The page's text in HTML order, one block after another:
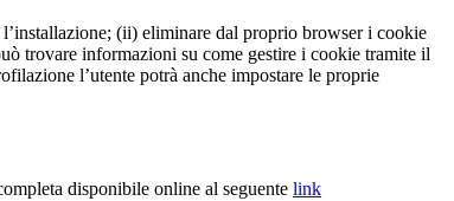
(ii) eliminare dal proprio browser i cookie
trovare informazioni su come gestire i cookie tramite il
l’utente potrà anche impostare le proprie
disponibile online al seguente link